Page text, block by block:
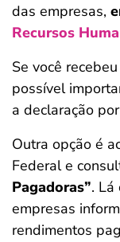
das empresas,
Recursos
Se você
possível
a declaração
Outra opção é
Federal e
Pagadoras”. Lá
empresas
rendimentos